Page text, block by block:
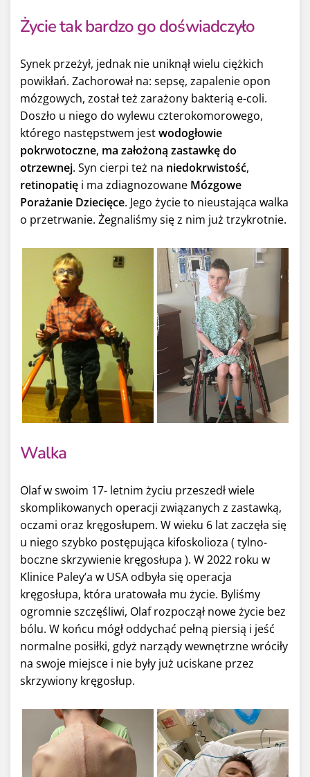
Życie tak bardzo go doświadczyło
Synek przeżył, jednak nie uniknął wielu ciężkich
powikłań. Zachorował na: sepsę, zapalenie opon
mózgowych, został też zarażony bakterią e-coli.
Doszło u niego do wylewu czterokomorowego,
którego następstwem jestwodogłowie
pokrwotoczne, ma założoną zastawkę do
otrzewnej. Syn cierpi też na niedokrwistość,
retinopatię i ma zdiagnozowane Mózgowe
Porażanie Dziecięce. Jego życie to nieustająca walka
o przetrwanie. Żegnaliśmy się z nim już trzykrotnie.
Walka
Olaf w swoim 17- letnim życiu przeszedł wiele
skomplikowanych operacji związanych z zastawką,
oczami oraz kręgosłupem. W wieku 6 lat zaczęła się
u niego szybko postępująca kifoskolioza ( tylno-
boczne skrzywienie kręgosłupa ). W 2022 roku w
Klinice Paley’a w USA odbyła się operacja
kręgosłupa, która uratowała mu życie. Byliśmy
ogromnie szczęśliwi, Olaf rozpoczął nowe życie bez
bólu. W końcu mógł oddychać pełną piersią i jeść
normalne posiłki, gdyż narządy wewnętrzne wróciły
na swoje miejsce i nie były już uciskane przez
skrzywiony kręgosłup.